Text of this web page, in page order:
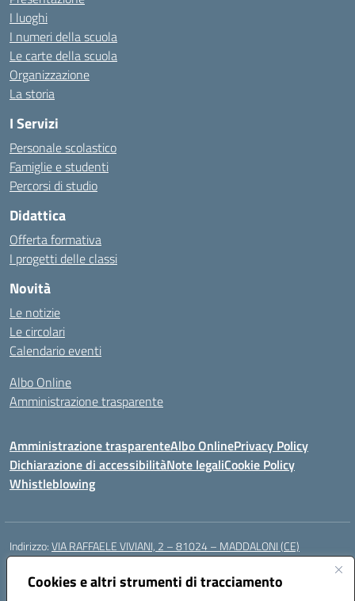
Cookies e altri strumenti di tracciamento
I luoghi
I numeri della scuola
Le carte della scuola
Organizzazione
La storia
I Servizi
Personale scolastico
Famiglie e studenti
Percorsi di studio
Didattica
Offerta formativa
I progetti delle classi
Novità
Le notizie
Le circolari
Calendario eventi
Albo Online
Amministrazione trasparente
Amministrazione trasparenteAlbo OnlinePrivacy Policy
Dichiarazione di accessibilitàNote legaliCookie Policy
Whistleblowing
Indirizzo:VIA RAFFAELE VIVIANI, 2 – 81024 – MADDALONI (CE)
Centralino:
Posta elettronica certificata (PEC):ceic8av00r@pec.istruzione.it